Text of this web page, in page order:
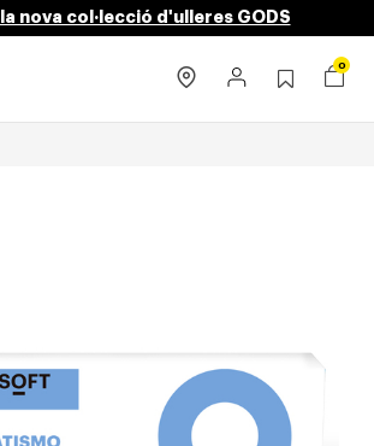
nova col·lecció d'ulleres GODS
0